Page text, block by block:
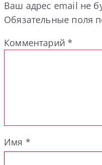
Ваш адрес email не
Обязательные поля
Комментарий*
Имя *